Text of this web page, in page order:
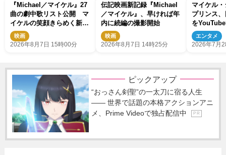
『Michael／マイケル』27
曲の劇中歌リスト公開 マ
イケルの笑顔きらめく新映
像も
映画
2026年8月7日 15時00分
伝記映画新記録『Michael
／マイケル』、早ければ年
内に続編の撮影開始
映画
2026年8月7日 14時25分
マイケル
プリンス
を
エンタメ
2026年7月
ピックアップ
“おっさん剣聖”の一太刀に宿る人生
―― 世界で話題の本格アクションアニ
メ、Prime Videoで独占配信中
P R